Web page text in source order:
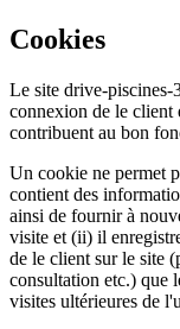
Cookies
Le site drive-
connexion de le client
contribuent au bon
Un cookie ne permet
contient des
ainsi de fournir à
visite et (ii) il
de le client sur le site
consultation etc.) que
visites ultérieures de